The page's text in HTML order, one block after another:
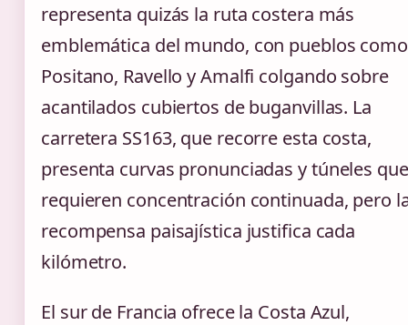
representa quizás la ruta costera más
emblemática del mundo, con pueblos como
Positano, Ravello y Amalfi colgando sobre
acantilados cubiertos de buganvillas. La
carretera SS163, que recorre esta costa,
presenta curvas pronunciadas y túneles que
requieren concentración continuada, pero
recompensa paisajística justifica cada
kilómetro.
El sur de Francia ofrece la Costa Azul,